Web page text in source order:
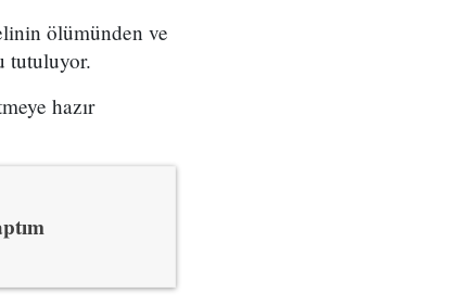
ölümünden ve
tutuluyor.
hazır